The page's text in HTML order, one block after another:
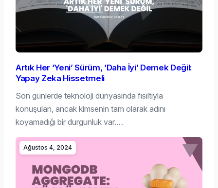
Artık Her ‘Yeni’ Sürüm, ‘Daha İyi’ Demek Değil:
Yapay Zeka Hissetmeli
Son günlerde teknoloji dünyasında fısıltıyla
konuşulan, ancak kimsenin tam olarak adını
koyamadığı bir durgunluk var.…
Ağustos 4, 2024